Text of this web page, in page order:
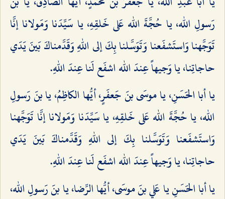
رَسولِ الله، يا حُجَّةَ الله عَلى خَلقِهِ، يا سَيِّدَنا وَمَولانا إنَّا
تَوَجَّهنا وَاستَشفَعنا وَتَوَسَّلنا بِكَ إلى اللهِ وَقَدَّمناكَ بَينَ يَدَي
حاجاتِنا، يا وَجيهاً عِندَ الله اشفَع لَنا عِندَ اللهِ.
يا أبا الحَسَنِ، يا موسَى بنَ جَعفَرٍ، أيُّها الكاظِمُ، يا بنَ رَسولِ
الله، يا حُجَّةَ الله عَلى خَلقِهِ، يا سَيِّدَنا وَمَولانا إنَّا تَوَجَّهنا
وَاستَشفَعنا وَتَوَسَّلنا بِكَ إلى اللهِ وَقَدَّمناكَ بَينَ يَدَي
حاجاتِنا، يا وَجيهاً عِندَ الله اشفَع لَنا عِندَ اللهِ.
يا أبا الحَسَنِ يا عَلي بنَ موسَى، أيُّها الرِّضا، يا بنَ رَسولِ الله،